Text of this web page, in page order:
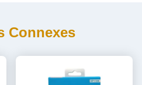
Connexes